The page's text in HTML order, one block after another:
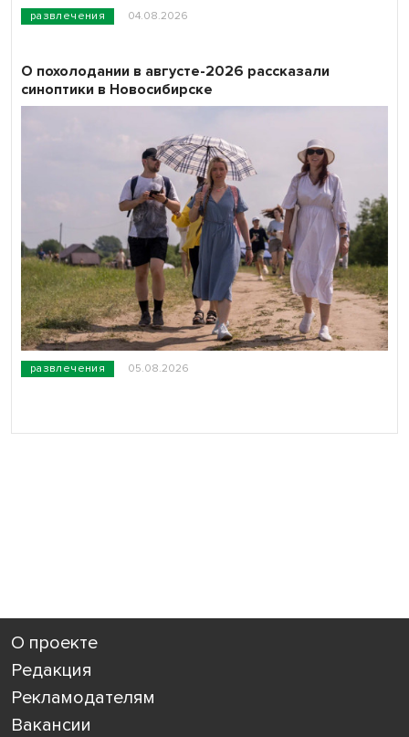
развлечения 04.08.2026
развлечения 05.08.2026
О похолодании в августе-2026 рассказали
синоптики в Новосибирске
О проекте
Редакция
Рекламодателям
Вакансии